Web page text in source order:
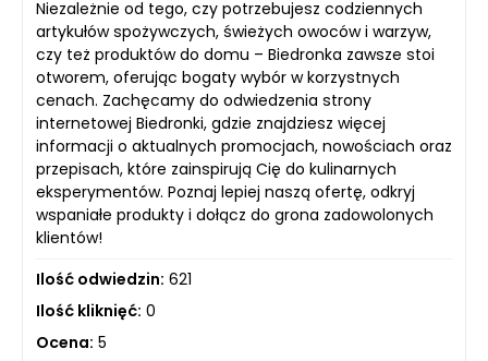
Niezależnie od tego, czy potrzebujesz codziennych
artykułów spożywczych, świeżych owoców i warzyw,
czy też produktów do domu – Biedronka zawsze stoi
otworem, oferując bogaty wybór w korzystnych
cenach. Zachęcamy do odwiedzenia strony
internetowej Biedronki, gdzie znajdziesz więcej
informacji o aktualnych promocjach, nowościach oraz
przepisach, które zainspirują Cię do kulinarnych
eksperymentów. Poznaj lepiej naszą ofertę, odkryj
wspaniałe produkty i dołącz do grona zadowolonych
klientów!
Ilość odwiedzin: 621
Ilość kliknięć: 0
Ocena: 5